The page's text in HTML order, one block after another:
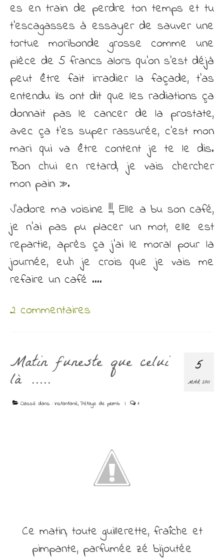
es en train de perdre ton temps et tu
t’escagasses à essayer de sauver une
tortue moribonde grosse comme une
pièce de 5 francs alors qu’on s’est déjà
peut être fait irradier la façade, t’as
entendu ils ont dit que les radiations ça
donnait pas le cancer de la prostate,
avec ça t’es super rassurée, c’est mon
mari qui va être content je te le dis.
Bon chui en retard, je vais chercher
mon pain ».
J’adore ma voisine !!!, Elle a bu son café,
je n’ai pas pu placer un mot, elle est
repartie, après ça j’ai le moral pour la
journée, euh je crois que je vais me
refaire un café ….
2 commentaires
5
MAR 2011
Matin funeste que celui
là …..
Classé dans : Instantané,Pétage de plomb | 1
Ce matin, toute guillerette, fraîche et
pimpante, parfumée zé bijoutée